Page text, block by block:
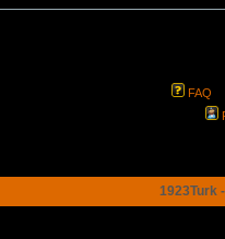
FAQ
1923Turk